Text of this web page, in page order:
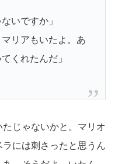
いですか」
マリアもいたよ。あ
くれたんだ」
じゃないかと。マリオ
には刺さったと思うん